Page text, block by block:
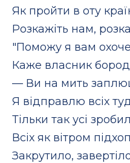
Як пройти в оту
Розкажіть нам,
"Поможу я вам
Каже власник
— Ви на мить
Я відправлю всіх
Тільки так усі
Всіх як вітром
Закрутило,